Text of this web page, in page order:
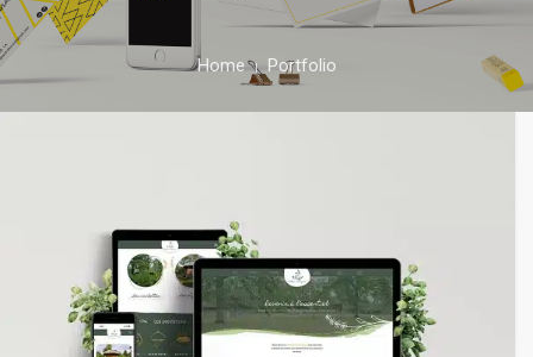
Home Portfolio